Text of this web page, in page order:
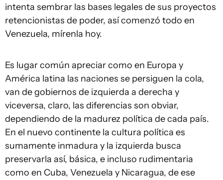
intenta sembrar las bases legales de sus proyectos
retencionistas de poder, así comenzó todo en
Venezuela, mírenla hoy.
Es lugar común apreciar como en Europa y
América latina las naciones se persiguen la cola,
van de gobiernos de izquierda a derecha y
viceversa, claro, las diferencias son obviar,
dependiendo de la madurez política de cada país.
En el nuevo continente la cultura política es
sumamente inmadura y la izquierda busca
preservarla así, básica, e incluso rudimentaria
como en Cuba, Venezuela y Nicaragua, de ese